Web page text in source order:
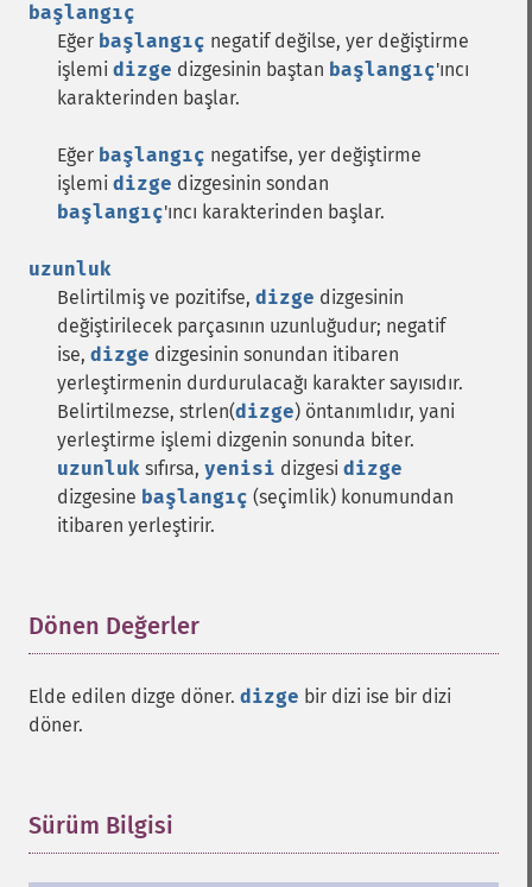
başlangıç
Eğer başlangıç negatif değilse, yer değiştirme
işlemi dizge dizgesinin baştan başlangıç'ıncı
karakterinden başlar.
Eğer başlangıç negatifse, yer değiştirme
işlemi dizge dizgesinin sondan
başlangıç'ıncı karakterinden başlar.
uzunluk
Belirtilmiş ve pozitifse, dizge dizgesinin
değiştirilecek parçasının uzunluğudur; negatif
ise, dizge dizgesinin sonundan itibaren
yerleştirmenin durdurulacağı karakter sayısıdır.
Belirtilmezse, strlen(dizge) öntanımlıdır, yani
yerleştirme işlemi dizgenin sonunda biter.
uzunluk sıfırsa, yenisi dizgesi dizge
dizgesine başlangıç (seçimlik) konumundan
itibaren yerleştirir.
Dönen Değerler
Elde edilen dizge döner. dizge bir dizi ise bir dizi
döner.
Sürüm Bilgisi